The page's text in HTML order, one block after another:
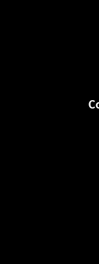
2h 16m (136